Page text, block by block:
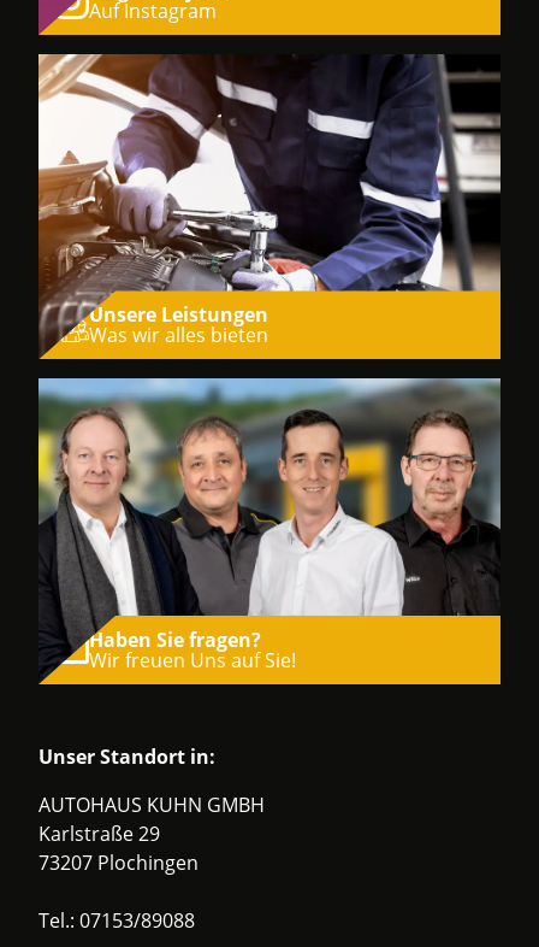
Auf Instagram
Unsere Leistungen
Was wir alles bieten
Haben Sie fragen?
Wir freuen Uns auf Sie!
Unser Standort in:
AUTOHAUS KUHN GMBH
Karlstraße 29
73207 Plochingen
Tel.: 07153/89088